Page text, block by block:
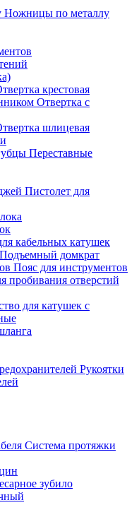
Ножницы по металлу
крестовая
Отвертка с
шлицевая
Переставные
Пистолет для
кабельных катушек
Подъемный домкрат
Пояс для инструментов
пробивания отверстий
для катушек с
Рукоятки
Система протяжки
зубило